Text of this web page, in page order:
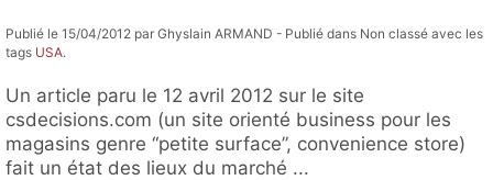
Publié le 15/04/2012 par Ghyslain ARMAND - Publié dans Non classé avec les
tags USA.
Un article paru le 12 avril 2012 sur le site
csdecisions.com (un site orienté business pour les
magasins genre “petite surface”, convenience store)
fait un état des lieux du marché ...